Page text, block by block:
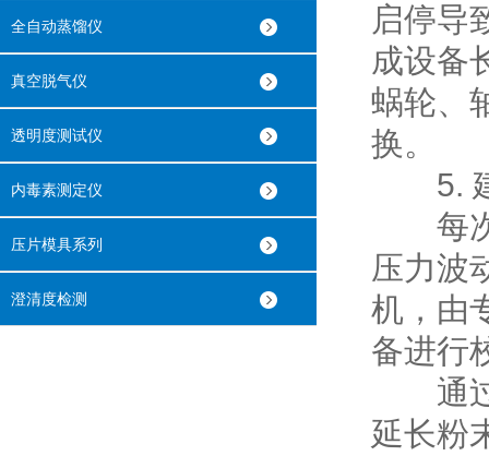
全自动蒸馏仪
真空脱气仪
透明度测试仪
内毒素测定仪
压片模具系列
澄清度检测
启停导
成设备
蜗轮、
换。
5. 建
每次
压力波
机，由
备进行
通过
延长粉